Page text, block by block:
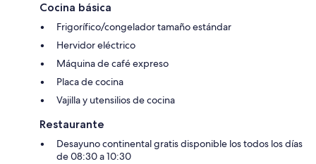
Cocina básica
Frigorífico/congelador tamaño estándar
Hervidor eléctrico
Máquina de café expreso
Placa de cocina
Vajilla y utensilios de cocina
Restaurante
Desayuno continental gratis disponible los todos los días
de 08:30 a 10:30